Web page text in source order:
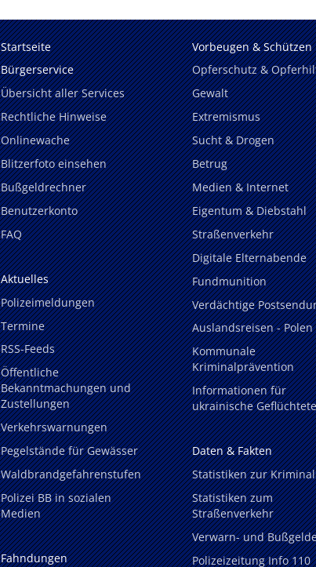
Startseite
Bürgerservice
Übersicht aller Services
Rechtliche Hinweise
Onlinewache
Blitzerfoto einsehen
Bußgeldrechner
Benutzerkonto
FAQ
Aktuelles
Polizeimeldungen
Termine
RSS-Feeds
Öffentliche
Bekanntmachungen und
Zustellungen
Verkehrswarnungen
Pegelstände für Gewässer
Waldbrandgefahrenstufen
Polizei BB in sozialen
Medien
Fahndungen
Vorbeugen & Schützen
Opferschutz &
Gewalt
Extremismus
Sucht & Drogen
Betrug
Medien & Internet
Eigentum & Diebstahl
Straßenverkehr
Digitale Elternabende
Fundmunition
Verdächtige
Auslandsreisen - Polen
Kommunale
Kriminalprävention
Informationen für
ukrainische Geflüchtete
Daten & Fakten
Statistiken zur
Statistiken zum
Straßenverkehr
Verwarn- und
Polizeizeitung Info 110